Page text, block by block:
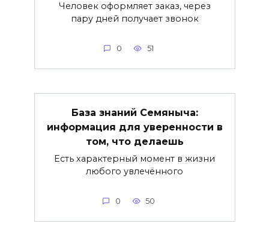
Человек оформляет заказ, через
пару дней получает звонок
0 51
База знаний Семяныча:
информация для уверенности в
том, что делаешь
Есть характерный момент в жизни
любого увлечённого
0 50